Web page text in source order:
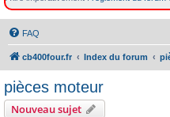
FAQ
cb400four.fr Index du forum
pièces moteur
Nouveau sujet